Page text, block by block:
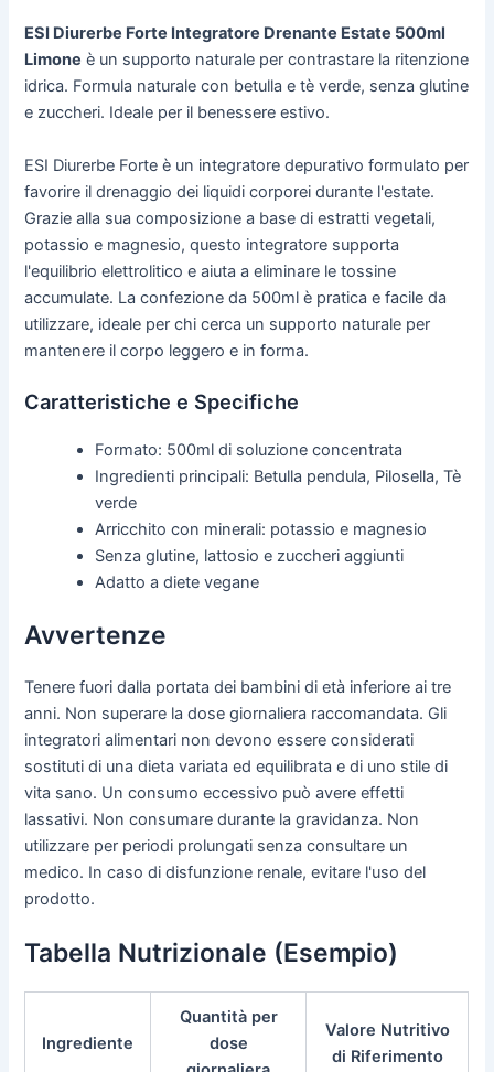
ESI Diurerbe Forte Integratore Drenante Estate 500ml
Limone è un supporto naturale per contrastare la ritenzione
idrica. Formula naturale con betulla e tè verde, senza glutine
e zuccheri. Ideale per il benessere estivo.
ESI Diurerbe Forte è un integratore depurativo formulato per
favorire il drenaggio dei liquidi corporei durante l'estate.
Grazie alla sua composizione a base di estratti vegetali,
potassio e magnesio, questo integratore supporta
l'equilibrio elettrolitico e aiuta a eliminare le tossine
accumulate. La confezione da 500ml è pratica e facile da
utilizzare, ideale per chi cerca un supporto naturale per
mantenere il corpo leggero e in forma.
Caratteristiche e Specifiche
Formato: 500ml di soluzione concentrata
Ingredienti principali: Betulla pendula, Pilosella, Tè
verde
Arricchito con minerali: potassio e magnesio
Senza glutine, lattosio e zuccheri aggiunti
Adatto a diete vegane
Avvertenze
Tenere fuori dalla portata dei bambini di età inferiore ai tre
anni. Non superare la dose giornaliera raccomandata. Gli
integratori alimentari non devono essere considerati
sostituti di una dieta variata ed equilibrata e di uno stile di
vita sano. Un consumo eccessivo può avere effetti
lassativi. Non consumare durante la gravidanza. Non
utilizzare per periodi prolungati senza consultare un
medico. In caso di disfunzione renale, evitare l'uso del
prodotto.
Tabella Nutrizionale (Esempio)
Ingrediente
Quantità per
dose
Valore Nutritivo
di Riferimento